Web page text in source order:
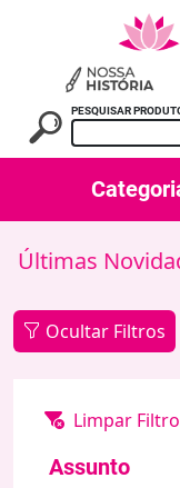
PESQUISAR
Últimas
Ocultar Filtros
Assunto